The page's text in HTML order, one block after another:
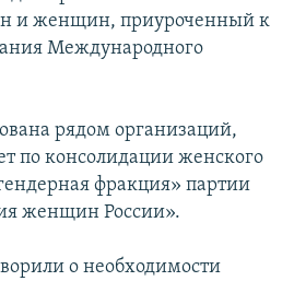
и женщин, приуроченный к
Международного
рядом организаций,
по консолидации женского
фракция» партии
женщин России».
о необходимости